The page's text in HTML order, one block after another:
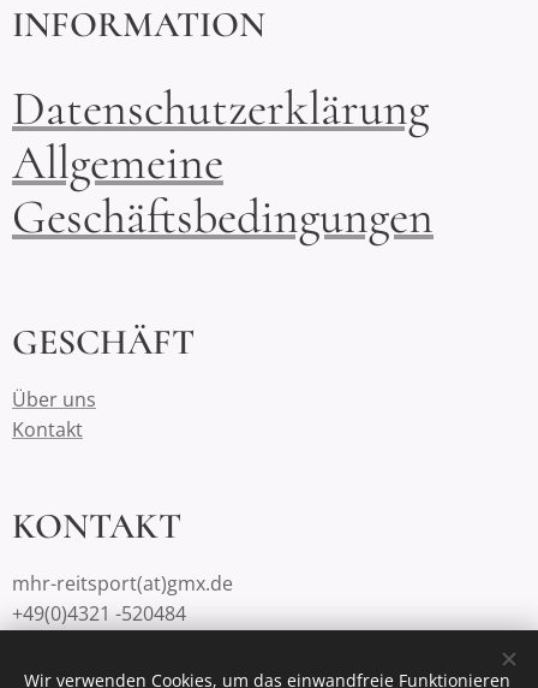
INFORMATION
Datenschutzerklärung
Allgemeine
Geschäftsbedingungen
GESCHÄFT
Über uns
Kontakt
KONTAKT
mhr-reitsport(at)gmx.de
+49(0)4321 -520484
Wir verwenden Cookies, um das einwandfreie Funktionieren